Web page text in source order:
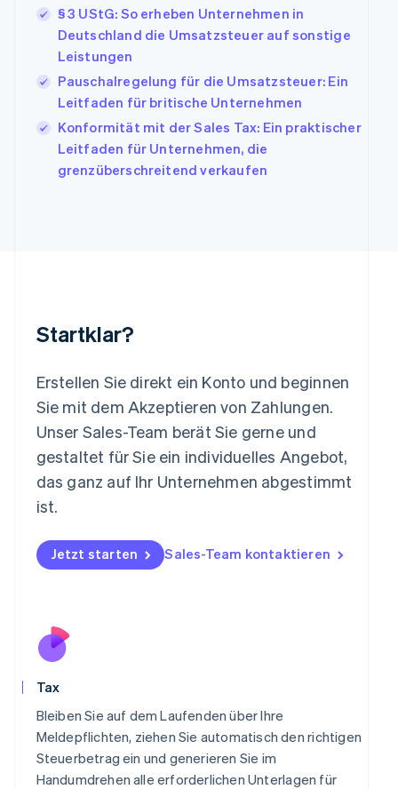
§ 3 UStG: So erheben Unternehmen in
Deutschland die Umsatzsteuer auf sonstige
Leistungen
Pauschalregelung für die Umsatzsteuer: Ein
Leitfaden für britische Unternehmen
Konformität mit der Sales Tax: Ein praktischer
Leitfaden für Unternehmen, die
grenzüberschreitend verkaufen
Startklar?
Erstellen Sie direkt ein Konto und beginnen
Sie mit dem Akzeptieren von Zahlungen.
Unser Sales-Team berät Sie gerne und
gestaltet für Sie ein individuelles Angebot,
das ganz auf Ihr Unternehmen abgestimmt
ist.
Jetzt starten Sales-Team kontaktieren
Tax
Bleiben Sie auf dem Laufenden über Ihre
Meldepflichten, ziehen Sie automatisch den richtigen
Steuerbetrag ein und generieren Sie im
Handumdrehen alle erforderlichen Unterlagen für
Indien
English
Irland
English
Italien
ItalianoEnglish
日本語English
Kanada
EnglishFrançais
Luxemburg
English简体中文
Malta
Mexiko
EspañolEnglish
Neuseeland
Norwegen
English
English
Portugal
English
Schweden
SvenskaEnglish
Schweiz
DeutschFrançais ItalianoEnglish